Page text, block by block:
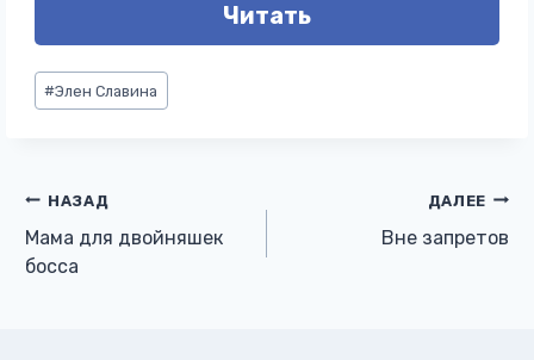
Читать
Метки
записи:
#Элен Славина
Навигация
по
НАЗАД
Мама для двойняшек
босса
ДАЛЕЕ
Вне запретов